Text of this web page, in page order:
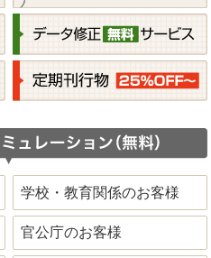
学校・教育関係のお客様
官公庁のお客様